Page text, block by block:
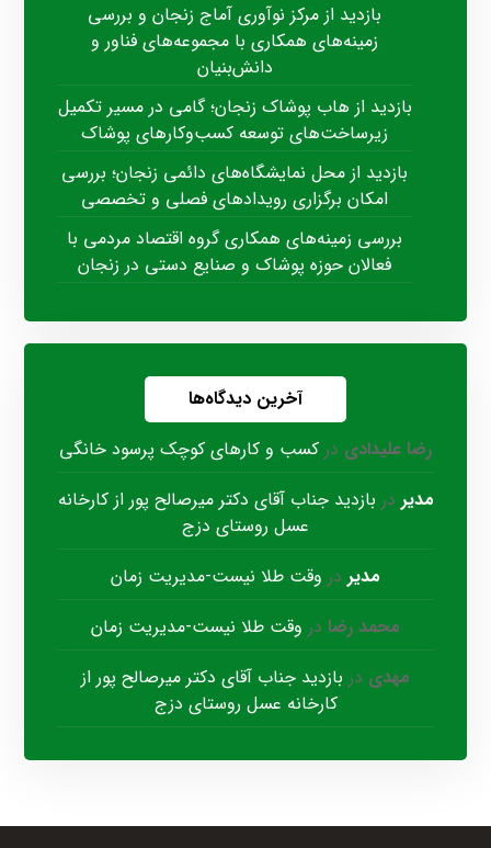
بازدید از مرکز نوآوری آماج زنجان و بررسی
زمینه‌های همکاری با مجموعه‌های فناور و
دانش‌بنیان
بازدید از هاب پوشاک زنجان؛ گامی در مسیر تکمیل
زیرساخت‌های توسعه کسب‌وکارهای پوشاک
بازدید از محل نمایشگاه‌های دائمی زنجان؛ بررسی
امکان برگزاری رویدادهای فصلی و تخصصی
بررسی زمینه‌های همکاری گروه اقتصاد مردمی با
فعالان حوزه پوشاک و صنایع دستی در زنجان
آخرین دیدگاه‌ها
رضا علیدادی در کسب و کارهای کوچک پرسود خانگی
مدیر در بازدید جناب آقای دکتر میرصالح پور از کارخانه
عسل روستای دزج
مدیر در وقت طلا نیست-مدیریت زمان
محمد رضا در وقت طلا نیست-مدیریت زمان
مهدی در بازدید جناب آقای دکتر میرصالح پور از
کارخانه عسل روستای دزج